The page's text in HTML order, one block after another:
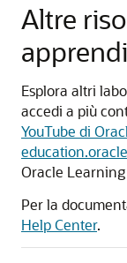
Altre
Esplora altri
accedi a più
YouTube di
Oracle Learning
Per la
Help Center.